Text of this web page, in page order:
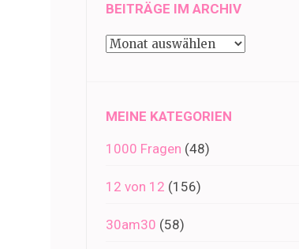
BEITRÄGE IM ARCHIV
Beiträge
MEINE KATEGORIEN
1000 Fragen (48)
12 von 12 (156)
30am30 (58)